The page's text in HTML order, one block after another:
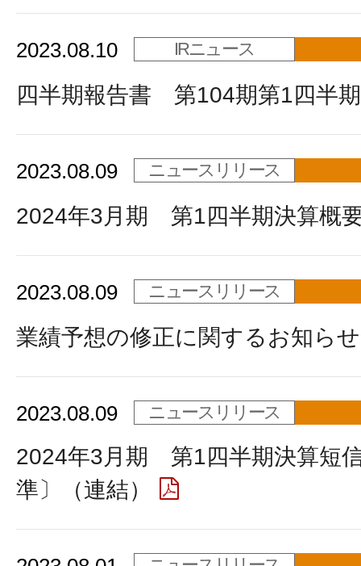
2023.08.10 IRニュース
四半期報告書 第104期第1四半期
2023.08.09 ニュースリリース
2024年3月期 第1四半期決算概
2023.08.09 ニュースリリース
業績予想の修正に関するお知らせ
2023.08.09 ニュースリリース
2024年3月期 第1四半期決算短
準〕（連結）